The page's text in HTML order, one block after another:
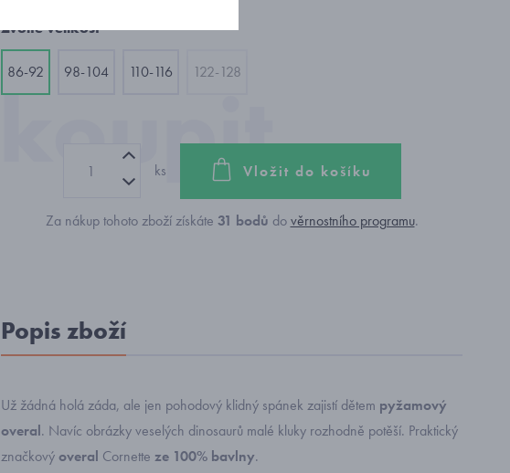
Zvolte velikost
86-92 98-104 110-116 122-128
ks Vložit do košíku
Za nákup tohoto zboží získáte 31 bodů dověrnostního programu.
Popis zboží
Už žádná holá záda, ale jen pohodový klidný spánek zajistí dětem pyžamový
overal. Navíc obrázky veselých dinosaurů malé kluky rozhodně potěší. Praktický
značkovýoveral Cornette ze 100% bavlny.